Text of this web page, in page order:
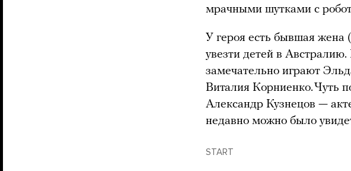
мрачными шутками с
У героя есть бывшая
увезти детей в
замечательно играют
Виталия Корниенко. Чуть
Александр Кузнецов —
недавно можно было
START